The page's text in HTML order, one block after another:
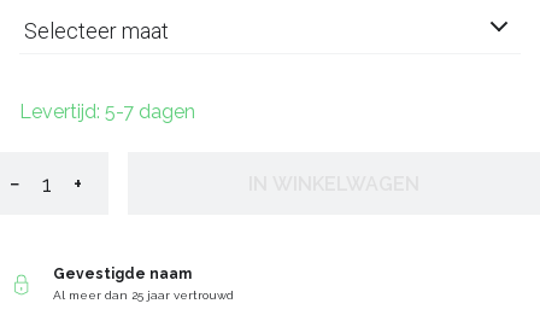
Selecteer maat
Levertijd: 5-7 dagen
− +
Gevestigde naam
Al meer dan 25 jaar vertrouwd